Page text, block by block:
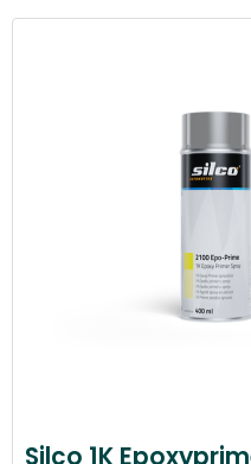
Silco 1K